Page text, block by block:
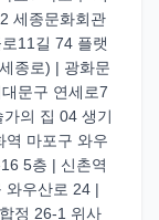
세종문화회관
11길 74 플랫
종로) | 광화문
문구 연세로7
의 집 04 생기
역 마포구 와우
5층 | 신촌역
와우산로 24 |
정 26-1 위사